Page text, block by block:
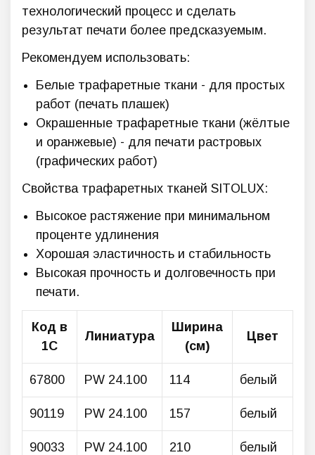
технологический процесс и сделать
результат печати более предсказуемым.
Рекомендуем использовать:
Белые трафаретные ткани - для простых
работ (печать плашек)
Окрашенные трафаретные ткани (жёлтые
и оранжевые) - для печати растровых
(графических работ)
Свойства трафаретных тканей SITOLUX:
Высокое растяжение при минимальном
проценте удлинения
Хорошая эластичность и стабильность
Высокая прочность и долговечность при
печати.
Код в
1С
Линиатура
Ширина
(см)
Цвет
67800 PW 24.100 114 белый
90119 PW 24.100 157 белый
90033 PW 24.100 210 белый